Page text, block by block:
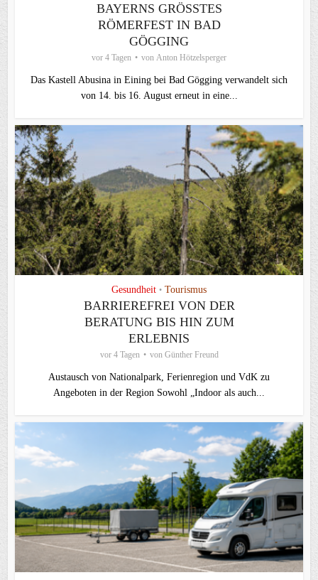
BAYERNS GRÖSSTES R
ÖMERFEST IN BAD G
ÖGGING
vor 4 Tagen von Anton Hötzelsperger
Das Kastell Abusina in Eining bei Bad Gögging verwandelt sich
von 14. bis 16. August erneut in eine...
Gesundheit • Tourismus
BARRIEREFREI VON DER
BERATUNG BIS HIN ZUM
ERLEBNIS
vor 4 Tagen von Günther Freund
Austausch von Nationalpark, Ferienregion und VdK zu
Angeboten in der Region Sowohl „Indoor als auch...